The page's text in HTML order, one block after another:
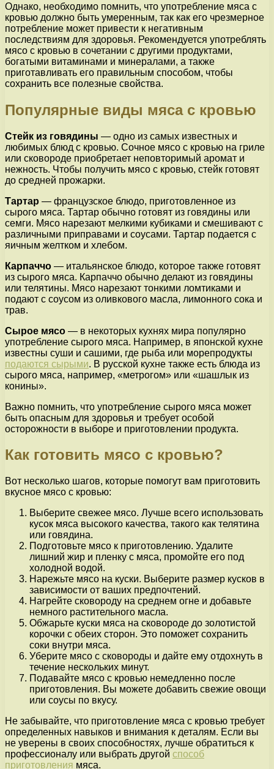
Однако, необходимо помнить, что употребление мяса с
кровью должно быть умеренным, так как его чрезмерное
потребление может привести к негативным
последствиям для здоровья. Рекомендуется употреблять
мясо с кровью в сочетании с другими продуктами,
богатыми витаминами и минералами, а также
приготавливать его правильным способом, чтобы
сохранить все полезные свойства.
Популярные виды мяса с кровью
Стейк из говядины — одно из самых известных и
любимых блюд с кровью. Сочное мясо с кровью на гриле
или сковороде приобретает неповторимый аромат и
нежность. Чтобы получить мясо с кровью, стейк готовят
до средней прожарки.
Тартар — французское блюдо, приготовленное из
сырого мяса. Тартар обычно готовят из говядины или
семги. Мясо нарезают мелкими кубиками и смешивают с
различными приправами и соусами. Тартар подается с
яичным желтком и хлебом.
Карпаччо — итальянское блюдо, которое также готовят
из сырого мяса. Карпаччо обычно делают из говядины
или телятины. Мясо нарезают тонкими ломтиками и
подают с соусом из оливкового масла, лимонного сока и
трав.
Сырое мясо — в некоторых кухнях мира популярно
употребление сырого мяса. Например, в японской кухне
известны суши и сашими, где рыба или морепродукты
подаются сырыми. В русской кухне также есть блюда из
сырого мяса, например, «метрогом» или «шашлык из
конины».
Важно помнить, что употребление сырого мяса может
быть опасным для здоровья и требует особой
осторожности в выборе и приготовлении продукта.
Как готовить мясо с кровью?
Вот несколько шагов, которые помогут вам приготовить
вкусное мясо с кровью:
Выберите свежее мясо. Лучше всего использовать
кусок мяса высокого качества, такого как телятина
или говядина.
Подготовьте мясо к приготовлению. Удалите
лишний жир и пленку с мяса, промойте его под
холодной водой.
Нарежьте мясо на куски. Выберите размер кусков в
зависимости от ваших предпочтений.
Нагрейте сковороду на среднем огне и добавьте
немного растительного масла.
Обжарьте куски мяса на сковороде до золотистой
корочки с обеих сторон. Это поможет сохранить
соки внутри мяса.
Уберите мясо с сковороды и дайте ему отдохнуть в
течение нескольких минут.
Подавайте мясо с кровью немедленно после
приготовления. Вы можете добавить свежие овощи
или соусы по вкусу.
Не забывайте, что приготовление мяса с кровью требует
определенных навыков и внимания к деталям. Если вы
не уверены в своих способностях, лучше обратиться к
профессионалу или выбрать другой способ
приготовления мяса.